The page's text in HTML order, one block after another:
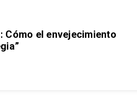
Cómo el envejecimiento